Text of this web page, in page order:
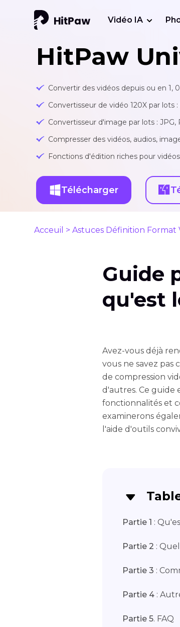
Vidéo IA
HitPaw
Convertir des vidéos depuis ou en 1,
Convertisseur de vidéo 120X par lots :
Convertisseur d'image par lots : JPG,
Compresser des vidéos, audios,
Fonctions d'édition riches pour
Télécharger
Acceuil > Astuces Définition Format
Guide
qu'est
Avez-vous déjà
vous ne savez pas
de compression
d'autres. Ce guide
fonctionnalités et
examinerons
l'aide d'outils
Partie 1 :
Partie 2 :
Partie 3 :
Partie 4 :
Partie 5. FAQ